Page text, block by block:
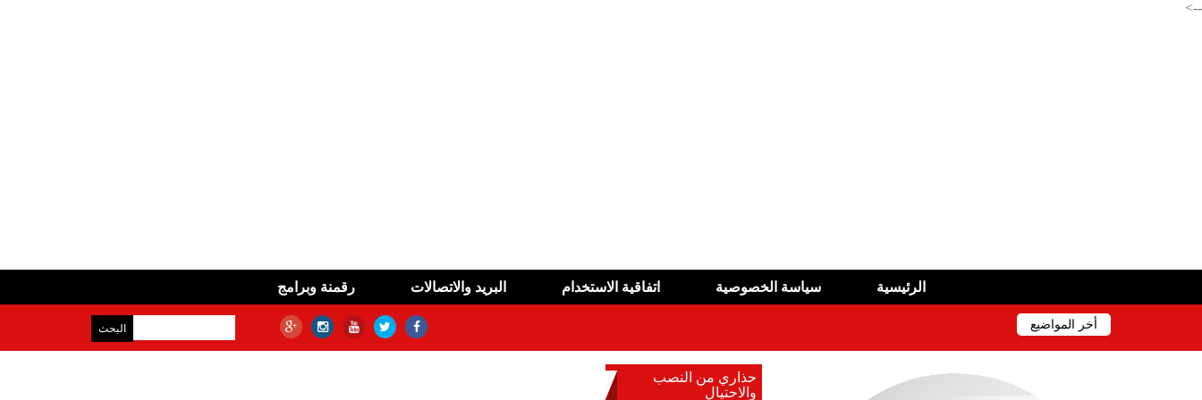
-->
الرئيسية سياسة الخصوصية اتفاقية الاستخدام البريد والاتصالات رقمنة وبرامج
أخر المواضيع
سيدات الجزائر إلى ربع نهائي كأس أمم إفريقيا 2026
حذاري من النصب
والاحتيال